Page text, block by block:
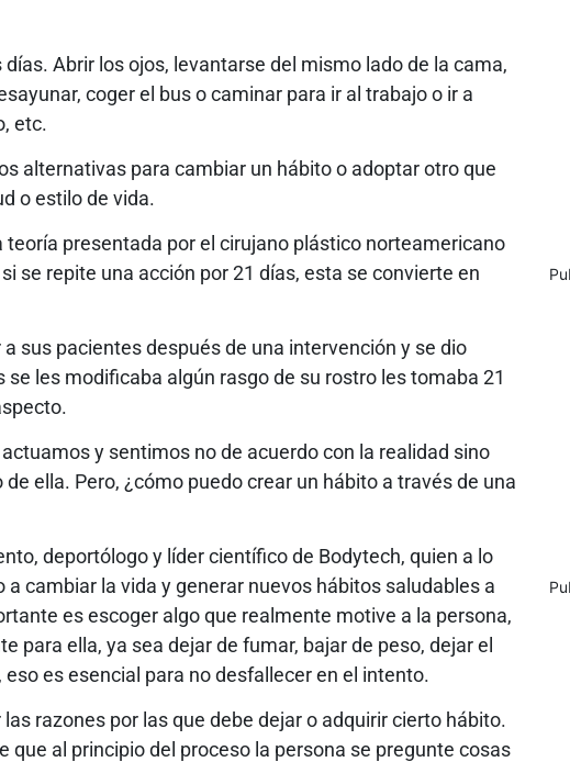
Abrir los ojos, levantarse del mismo lado de la cama,
coger el bus o caminar para ir al trabajo o ir a
etc.
alternativas para cambiar un hábito o adoptar otro que
o estilo de vida.
teoría presentada por el cirujano plástico norteamericano
se repite una acción por 21 días, esta se convierte en
sus pacientes después de una intervención y se dio
les modificaba algún rasgo de su rostro les tomaba 21
y sentimos no de acuerdo con la realidad sino
ella. Pero, ¿cómo puedo crear un hábito a través de una
deportólogo y líder científico de Bodytech, quien a lo
a cambiar la vida y generar nuevos hábitos saludables a
es escoger algo que realmente motive a la persona,
para ella, ya sea dejar de fumar, bajar de peso, dejar el
es esencial para no desfallecer en el intento.
razones por las que debe dejar o adquirir cierto hábito.
que al principio del proceso la persona se pregunte cosas